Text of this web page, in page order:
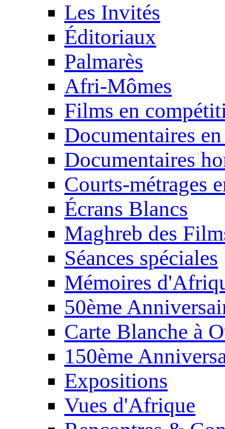
Les Invités
Éditoriaux
Palmarès
Afri-Mômes
Films en
Documentaires
Documentaires
Courts-métrages
Écrans Blancs
Maghreb des
Séances spéciales
Mémoires
50ème
Carte Blanche à
150ème
Expositions
Vues d'Afrique